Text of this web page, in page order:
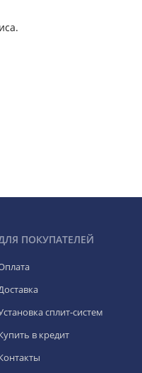
ПОКУПАТЕЛЕЙ
сплит-систем
в кредит